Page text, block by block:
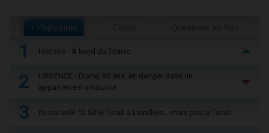
+ Populaires
1 Histoire - À bord du Titanic
2
URGENCE - Diane, 80 ans, en danger dans un
appartement insalubre
3 Ils ont volé 12 Sifré Torah à Levallois… mais pas la Torah